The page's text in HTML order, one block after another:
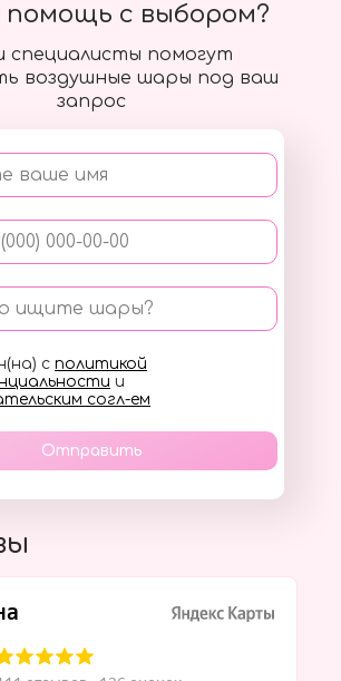
специалисты помогут
воздушные шары под ваш
запрос
ваше имя
ищите шары?
с политикой
и
согл-ем
Отправить
помощь с выбором?